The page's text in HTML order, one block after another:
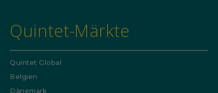
Quintet-Märkte
Quintet Global
Belgien
Dänemark